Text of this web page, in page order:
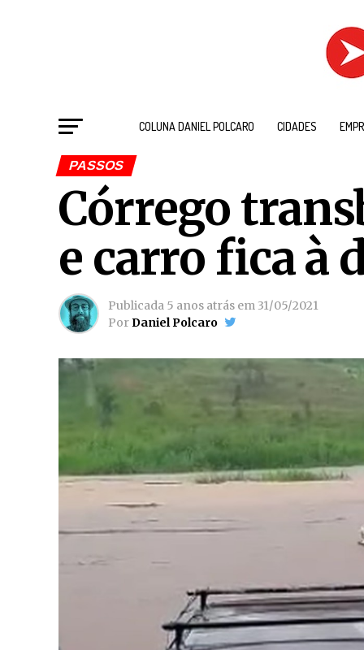
COLUNA DANIEL POLCARO CIDADES
PASSOS
Córrego
e carro fica à
Publicada 5 anos atrás em 31/05/2021
PorDaniel Polcaro